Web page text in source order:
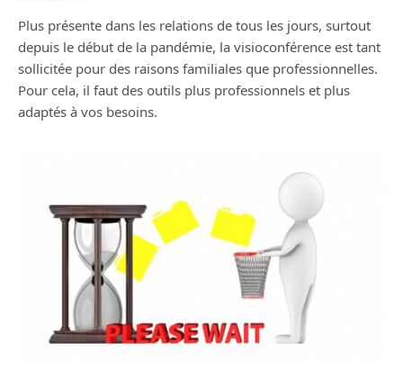
Plus présente dans les relations de tous les jours, surtout
depuis le début de la pandémie, la visioconférence est tant
sollicitée pour des raisons familiales que professionnelles.
Pour cela, il faut des outils plus professionnels et plus
adaptés à vos besoins.